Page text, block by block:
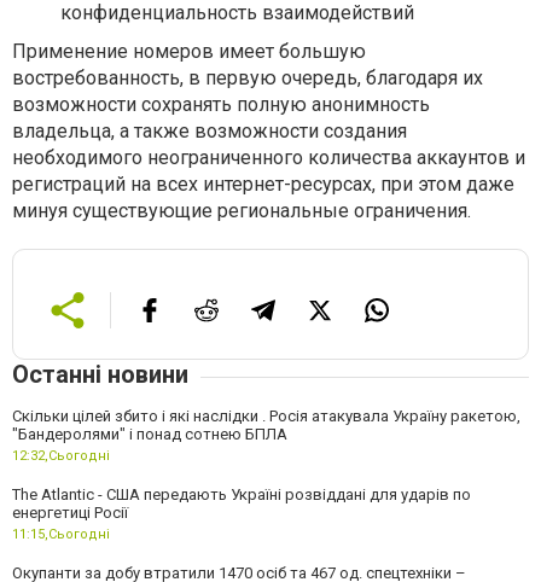
конфиденциальность взаимодействий
Применение номеров имеет большую
востребованность, в первую очередь, благодаря их
возможности сохранять полную анонимность
владельца, а также возможности создания
необходимого неограниченного количества аккаунтов и
регистраций на всех интернет-ресурсах, при этом даже
минуя существующие региональные ограничения.
Останні новини
Скільки цілей збито і які наслідки . Росія атакувала Україну ракетою,
"Бандеролями" і понад сотнею БПЛА
12:32,Сьогодні
The Atlantic - США передають Україні розвіддані для ударів по
енергетиці Росії
11:15,Сьогодні
Окупанти за добу втратили 1470 осіб та 467 од. спецтехніки –